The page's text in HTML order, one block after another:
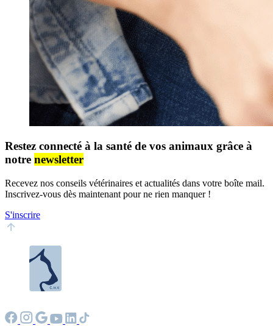
Restez connecté à la santé de vos animaux grâce à
notre newsletter
Recevez nos conseils vétérinaires et actualités dans votre boîte mail.
Inscrivez-vous dès maintenant pour ne rien manquer !
S'inscrire